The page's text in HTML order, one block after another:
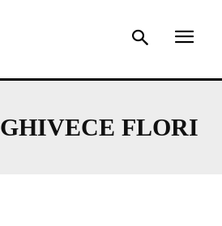
GHIVECE FLORI